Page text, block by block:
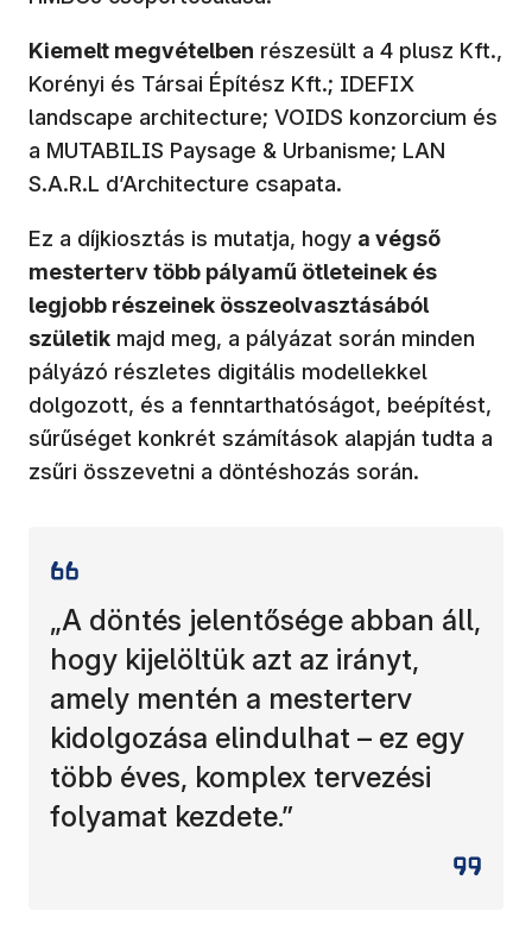
Kiemelt megvételben részesült a 4 plusz Kft.,
Korényi és Társai Építész Kft.; IDEFIX
landscape architecture; VOIDS konzorcium és
a MUTABILIS Paysage & Urbanisme; LAN
S.A.R.L d’Architecture csapata.
Ez a díjkiosztás is mutatja, hogy a végső
mesterterv több pályamű ötleteinek és
legjobb részeinek összeolvasztásából
születik majd meg, a pályázat során minden
pályázó részletes digitális modellekkel
dolgozott, és a fenntarthatóságot, beépítést,
sűrűséget konkrét számítások alapján tudta a
zsűri összevetni a döntéshozás során.
„A döntés jelentősége abban áll,
hogy kijelöltük azt az irányt,
amely mentén a mesterterv
kidolgozása elindulhat – ez egy
több éves, komplex tervezési
folyamat kezdete.”